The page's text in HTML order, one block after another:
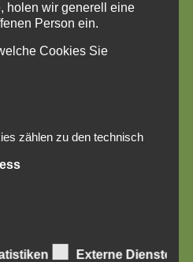
holen wir generell eine
Person ein.
Cookies Sie
zählen zu den technisch
Externe Dienste